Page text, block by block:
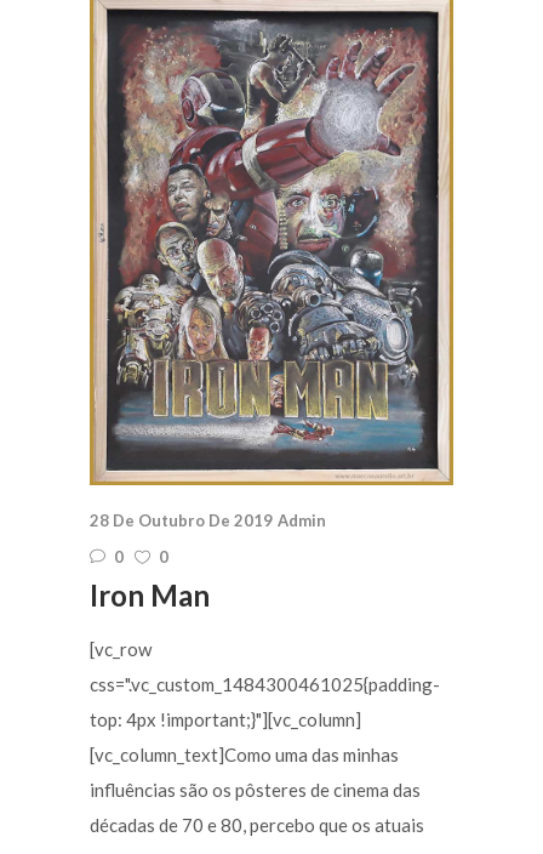
28 De Outubro De 2019 Admin
0
0
Iron Man
[vc_row
css=".vc_custom_1484300461025{padding-
top: 4px !important;}"][vc_column]
[vc_column_text]Como uma das minhas
influências são os pôsteres de cinema das
décadas de 70 e 80, percebo que os atuais